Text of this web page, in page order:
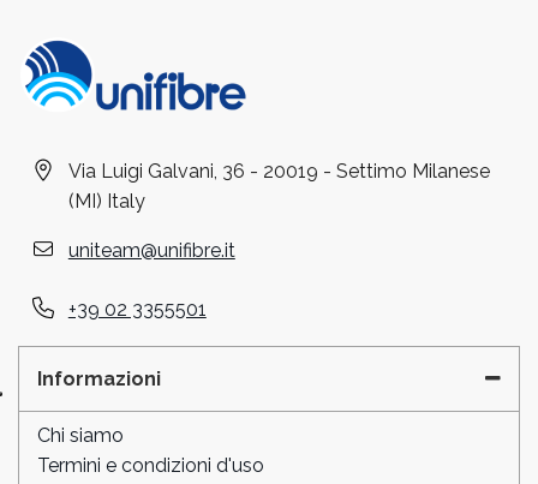
Via Luigi Galvani, 36 - 20019 - Settimo Milanese
(MI) Italy
uniteam@unifibre.it
+39 02 3355501
Informazioni
Chi siamo
Termini e condizioni d'uso